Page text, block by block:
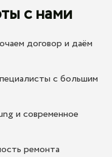
с нами
договор и даём
с большим
и современное
ремонта